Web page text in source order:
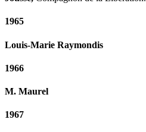
1965
Louis-Marie Raymondis
1966
M. Maurel
1967